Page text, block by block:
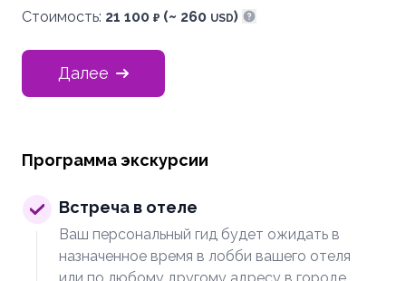
Стоимость: 21 100 ₽ (~ 260 USD)
Далее
Программа экскурсии
Встреча в отеле
Ваш персональный гид будет ожидать в
назначенное время в лобби вашего отеля
или по любому другому адресу в городе.